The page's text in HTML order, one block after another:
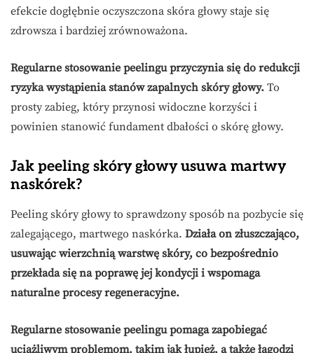
efekcie dogłębnie oczyszczona skóra głowy staje się
zdrowsza i bardziej zrównoważona.
Regularne stosowanie peelingu przyczynia się do redukcji
ryzyka wystąpienia stanów zapalnych skóry głowy. To
prosty zabieg, który przynosi widoczne korzyści i
powinien stanowić fundament dbałości o skórę głowy.
Jak peeling skóry głowy usuwa martwy
naskórek?
Peeling skóry głowy to sprawdzony sposób na pozbycie się
zalegającego, martwego naskórka. Działa on złuszczająco,
usuwając wierzchnią warstwę skóry, co bezpośrednio
przekłada się na poprawę jej kondycji i wspomaga
naturalne procesy regeneracyjne.
Regularne stosowanie peelingu pomaga zapobiegać
uciążliwym problemom, takim jak łupież, a także łagodzi